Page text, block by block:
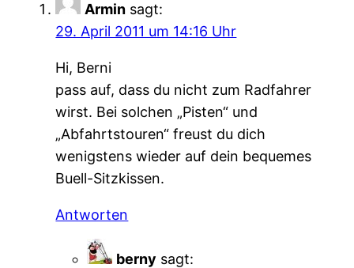
Armin sagt:
29. April 2011 um 14:16 Uhr
Hi, Berni
pass auf, dass du nicht zum Radfahrer
wirst. Bei solchen „Pisten“ und
„Abfahrtstouren“ freust du dich
wenigstens wieder auf dein bequemes
Buell-Sitzkissen.
Antworten
berny sagt: